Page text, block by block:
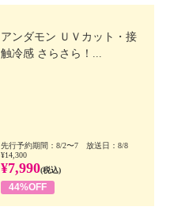
アンダモン ＵＶカット・接
触冷感 さらさら！...
先行予約期間：8/2〜7 放送日：8/8
¥14,300
¥7,990(税込)
44%OFF